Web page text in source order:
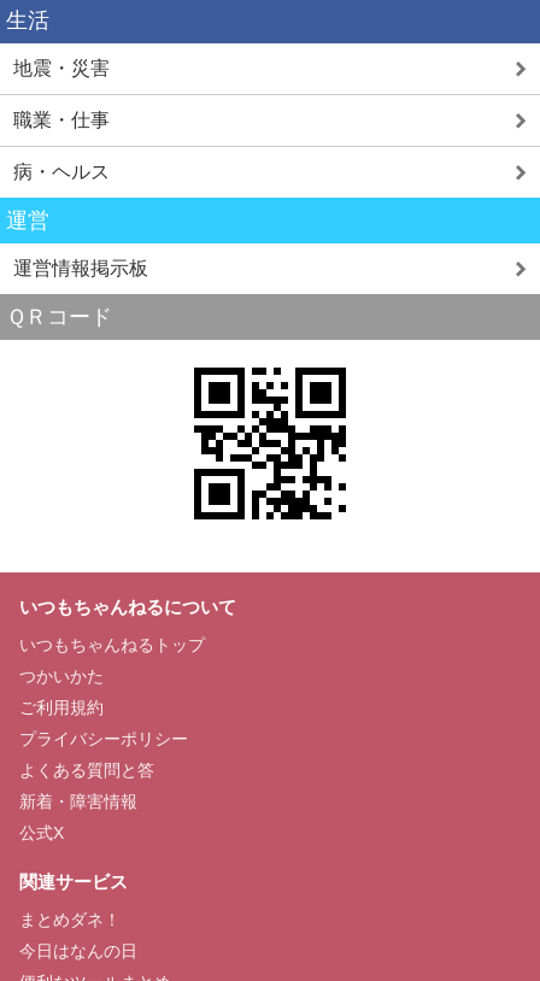
生活
地震・災害
職業・仕事
病・ヘルス
運営
運営情報掲示板
ＱＲコード
いつもちゃんねるについて
いつもちゃんねるトップ
つかいかた
ご利用規約
プライバシーポリシー
よくある質問と答
新着・障害情報
公式X
関連サービス
まとめダネ！
今日はなんの日